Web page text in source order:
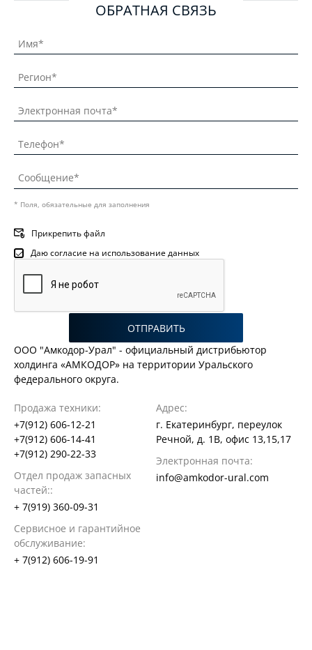
ОБРАТНАЯ СВЯЗЬ
* Поля, обязательные для заполнения
Прикрепить файл
Даю согласие на использование данных
ОТПРАВИТЬ
ООО "Амкодор-Урал" - официальный дистрибьютор
холдинга «АМКОДОР» на территории Уральского
федерального округа.
Продажа техники:
+7(912) 606-12-21
+7(912) 606-14-41
+7(912) 290-22-33
Отдел продаж запасных
частей::
+ 7(919) 360-09-31
Сервисное и гарантийное
обслуживание:
+ 7(912) 606-19-91
Адрес:
г. Екатеринбург, переулок
Речной, д. 1В, офис 13,15,17
Электронная почта:
info@amkodor-ural.com